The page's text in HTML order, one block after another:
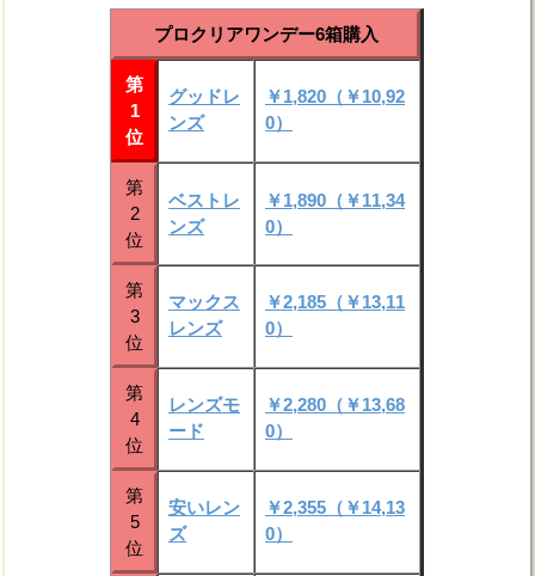
プロクリアワンデー6箱購入
第
1
位
グッドレ
ンズ
￥1,820（￥10,92
0）
第
2
位
ベストレ
ンズ
￥1,890（￥11,34
0）
第
3
位
マックス
レンズ
￥2,185（￥13,11
0）
第
4
位
レンズモ
ード
￥2,280（￥13,68
0）
第
5
位
安いレン
ズ
￥2,355（￥14,13
0）